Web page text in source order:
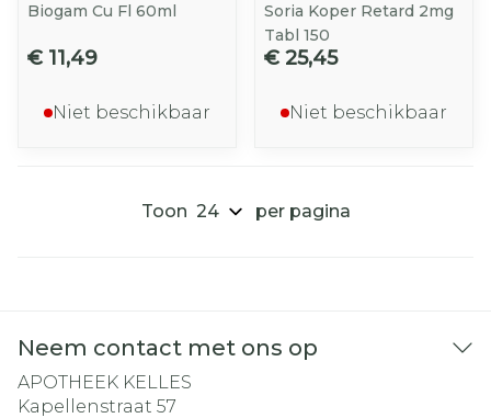
Biogam Cu Fl 60ml
€ 11,49
Niet beschikbaar
Soria Koper Retard 2mg
Tabl 150
€ 25,45
Niet beschikbaar
Toon per pagina
Neem contact met ons op
APOTHEEK KELLES
Kapellenstraat 57